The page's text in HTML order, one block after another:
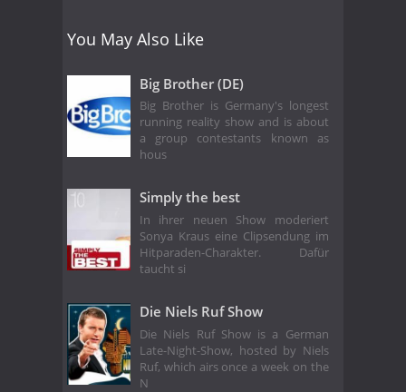
You May Also Like
Big Brother (DE)
Big Brother is Germany's longest
running reality show and is about
a group contestants known as
hous
Simply the best
In ihrer neuen Show moderiert
Sonya Kraus eine Clipsendung im
Hitparaden-Charakter. Dafür
taucht si
Die Niels Ruf Show
Die Niels Ruf Show is a German
Late-Night-Show, hosted by Niels
Ruf, which airs once a week on the
N